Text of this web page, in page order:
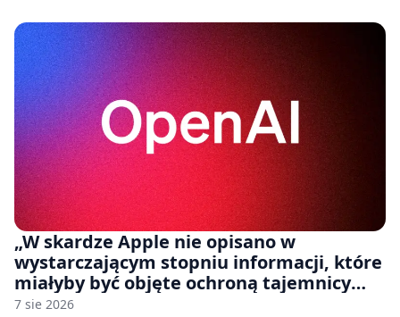
„W skardze Apple nie opisano w
wystarczającym stopniu informacji, które
miałyby być objęte ochroną tajemnicy
handlowej”. OpenAI żąda odrzucenia
7 sie 2026